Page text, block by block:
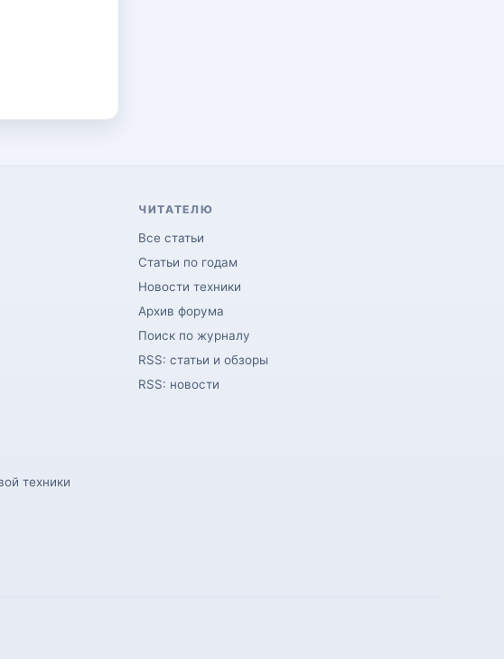
техники
ЧИТАТЕЛЮ
Все статьи
Статьи по годам
Новости техники
Архив форума
Поиск по журналу
RSS: статьи и обзоры
RSS: новости